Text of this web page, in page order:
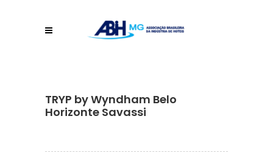
TRYP by Wyndham Belo
Horizonte Savassi